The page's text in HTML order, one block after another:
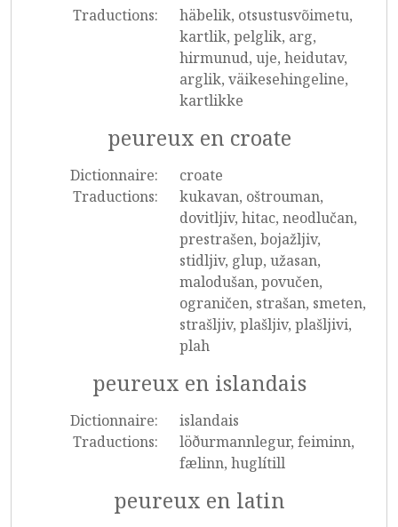
Traductions:
häbelik, otsustusvõimetu,
kartlik, pelglik, arg,
hirmunud, uje, heidutav,
arglik, väikesehingeline,
kartlikke
peureux en croate
Dictionnaire:
croate
Traductions:
kukavan, oštrouman,
dovitljiv, hitac, neodlučan,
prestrašen, bojažljiv,
stidljiv, glup, užasan,
malodušan, povučen,
ograničen, strašan, smeten,
strašljiv, plašljiv, plašljivi,
plah
peureux en islandais
Dictionnaire:
islandais
Traductions:
löðurmannlegur, feiminn,
fælinn, huglítill
peureux en latin